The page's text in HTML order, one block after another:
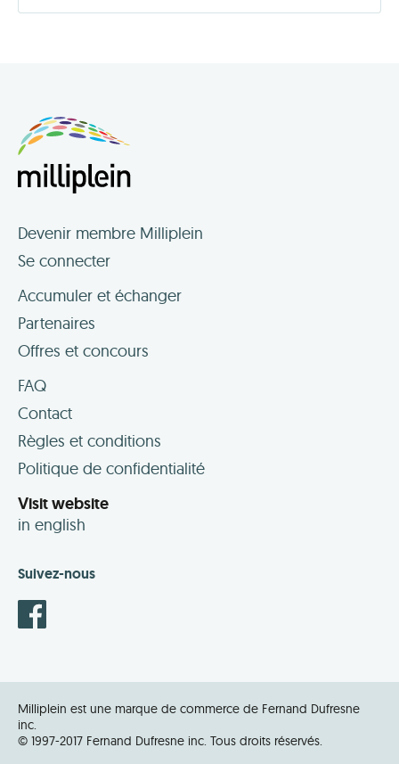
open
Devenir membre Milliplein
Se connecter
Accumuler et échanger
Partenaires
Offres et concours
FAQ
Contact
Règles et conditions
Politique de confidentialité
Visit website
in english
Suivez-nous
© 1997-2017 Fernand Dufresne inc. Tous droits réservés.
Milliplein est une marque de commerce de Fernand Dufresne
inc.